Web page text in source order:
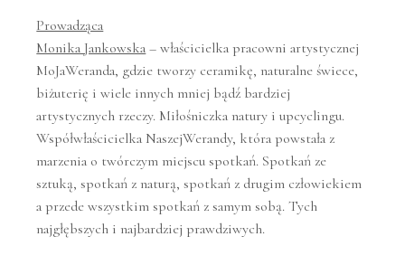
Prowadząca
Monika Jankowska – właścicielka pracowni artystycznej
MoJaWeranda, gdzie tworzy ceramikę, naturalne świece,
biżuterię i wiele innych mniej bądź bardziej
artystycznych rzeczy. Miłośniczka natury i upcyclingu.
Współwłaścicielka NaszejWerandy, która powstała z
marzenia o twórczym miejscu spotkań. Spotkań ze
sztuką, spotkań z naturą, spotkań z drugim człowiekiem
a przede wszystkim spotkań z samym sobą. Tych
najgłębszych i najbardziej prawdziwych.